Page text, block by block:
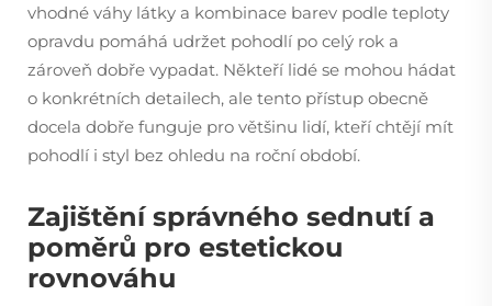
vhodné váhy látky a kombinace barev podle teploty
opravdu pomáhá udržet pohodlí po celý rok a
zároveň dobře vypadat. Někteří lidé se mohou hádat
o konkrétních detailech, ale tento přístup obecně
docela dobře funguje pro většinu lidí, kteří chtějí mít
pohodlí i styl bez ohledu na roční období.
Zajištění správného sednutí a
poměrů pro estetickou
rovnováhu